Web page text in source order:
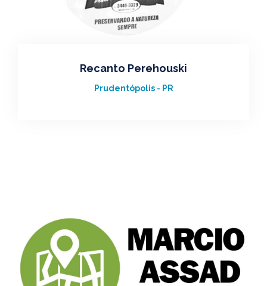
Recanto Perehouski
Prudentópolis - PR